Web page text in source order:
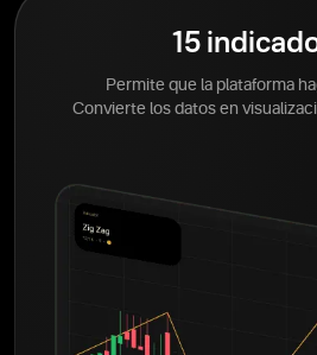
15
Permite que la plataforma
Convierte los datos en